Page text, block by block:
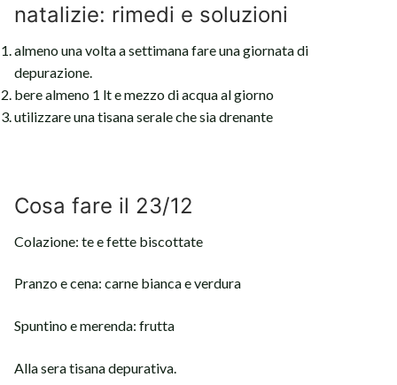
natalizie: rimedi e soluzioni
almeno una volta a settimana fare una giornata di
depurazione.
bere almeno 1 lt e mezzo di acqua al giorno
utilizzare una tisana serale che sia drenante
Cosa fare il 23/12
Colazione: te e fette biscottate
Pranzo e cena: carne bianca e verdura
Spuntino e merenda: frutta
Alla sera tisana depurativa.